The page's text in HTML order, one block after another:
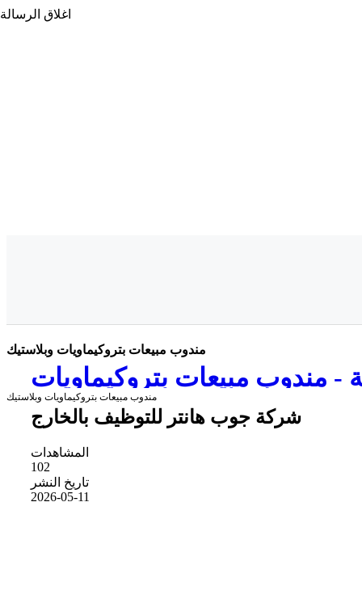
- مندوب مبيعات بتروكيماويات
وبلاستيك
شركة جوب هانتر للتوظيف بالخارج
المشاهدات
102
تاريخ النشر
2026-05-11
مندوب مبيعات بتروكيماويات وبلاستيك
مندوب مبيعات بتروكيماويات وبلاستيك
اغلاق الرسالة